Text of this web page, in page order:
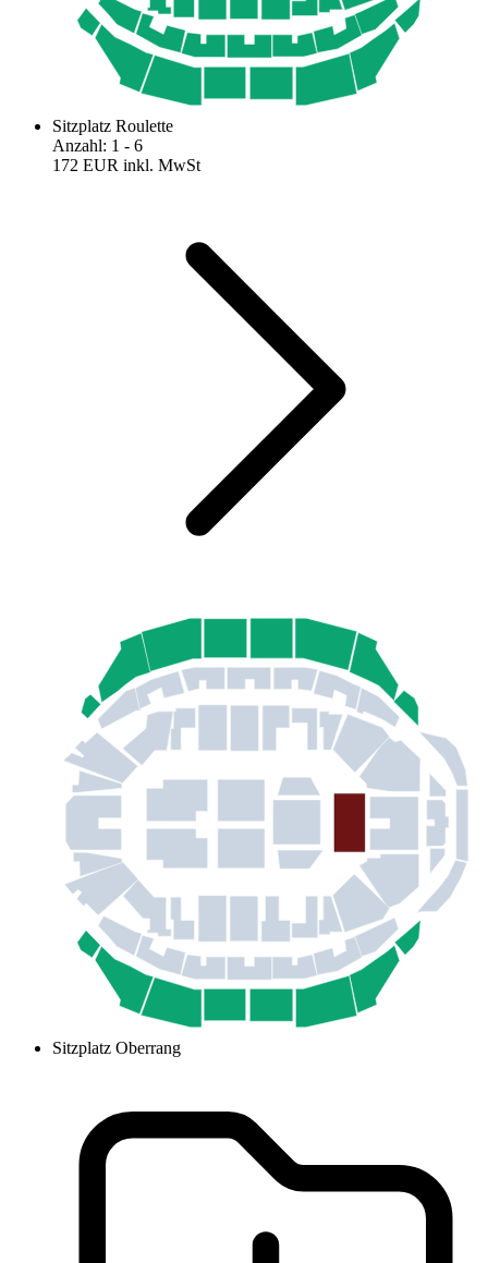
Sitzplatz Roulette
Anzahl: 1 - 6
172 EUR inkl. MwSt
Sitzplatz Oberrang